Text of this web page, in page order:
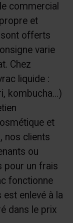
commercial
et
offerts
varie
Chez
liquide :
kombucha...)
et
nos clients
ou
pour un frais
fonctionne
enlevé à la
dans le prix